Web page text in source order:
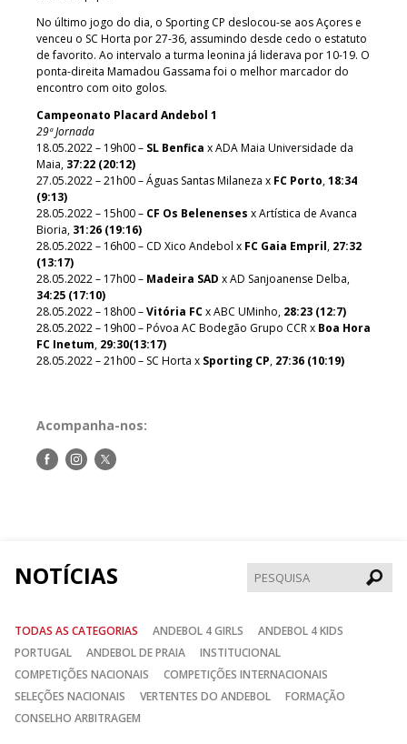
No último jogo do dia, o Sporting CP deslocou-se aos Açores e
venceu o SC Horta por 27-36, assumindo desde cedo o estatuto
de favorito. Ao intervalo a turma leonina já liderava por 10-19. O
ponta-direita Mamadou Gassama foi o melhor marcador do
encontro com oito golos.
Campeonato Placard Andebol 1
29ª Jornada
18.05.2022 – 19h00 – SL Benfica x ADA Maia Universidade da
Maia, 37:22 (20:12)
27.05.2022 – 21h00 – Águas Santas Milaneza x FC Porto,18:34
(9:13)
28.05.2022 – 15h00 – CF Os Belenenses x Artística de Avanca
Bioria, 31:26 (19:16)
28.05.2022 – 16h00 – CD Xico Andebol x FC Gaia Empril, 27:32
(13:17)
28.05.2022 – 17h00 – Madeira SAD x AD Sanjoanense Delba,
34:25 (17:10)
28.05.2022 – 18h00 –Vitória FCx ABC UMinho, 28:23 (12:7)
28.05.2022 – 19h00 – Póvoa AC Bodegão Grupo CCR x Boa Hora
FC Inetum, 29:30(13:17)
28.05.2022 – 21h00 – SC Horta x Sporting CP, 27:36 (10:19)
Acompanha-nos:
Siga-Siga-Siga-
NOTÍCIAS
TODAS AS CATEGORIAS ANDEBOL 4 GIRLS
ANDEBOL 4 KIDS
PORTUGAL
ANDEBOL DE PRAIA
INSTITUCIONAL
COMPETIÇÕES NACIONAIS
COMPETIÇÕES INTERNACIONAIS
SELEÇÕES NACIONAIS
VERTENTES DO ANDEBOL
FORMAÇÃO
CONSELHO ARBITRAGEM